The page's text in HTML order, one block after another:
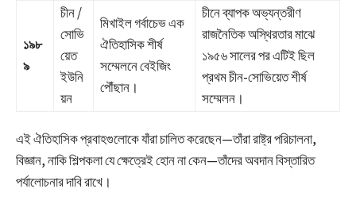
১৯৮
৯
চীন /
সোভি
য়েত
ইউনি
য়ন
মিখাইল গর্বাচেভ এক
ঐতিহাসিক শীর্ষ
সম্মেলনে বেইজিং
পৌঁছান।
চীনে ব্যাপক অভ্যন্তরীণ
রাজনৈতিক অস্থিরতার মাঝে
১৯৫৬ সালের পর এটিই ছিল
প্রথম চীন-সোভিয়েত শীর্ষ
সম্মেলন।
এই ঐতিহাসিক প্রবাহগুলোকে যাঁরা চালিত করেছেন—তাঁরা রাষ্ট্র পরিচালনা,
বিজ্ঞান, নাকি শিল্পকলা যে ক্ষেত্রেই হোন না কেন—তাঁদের অবদান বিস্তারিত
পর্যালোচনার দাবি রাখে।